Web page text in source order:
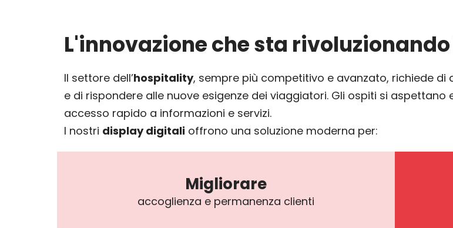
L'innovazione che sta
Il settore dell’hospitality, sempre più competitivo e avanzato, richiede
e di rispondere alle nuove esigenze dei viaggiatori. Gli ospiti si
accesso rapido a informazioni e servizi.
I nostri display digitali offrono una soluzione moderna per:
Migliorare
accoglienza e permanenza clienti